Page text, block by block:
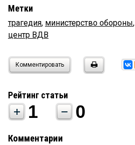
Метки
трагедия, министерство обороны,
центр ВДВ
Комментировать
Рейтинг статьи
1 0
Комментарии